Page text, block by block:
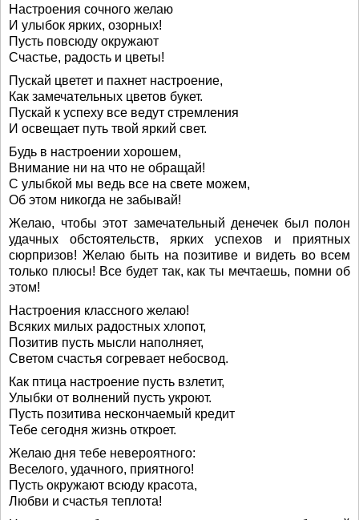
Настроения сочного желаю
И улыбок ярких, озорных!
Пусть повсюду окружают
Счастье, радость и цветы!
Пускай цветет и пахнет настроение,
Как замечательных цветов букет.
Пускай к успеху все ведут стремления
И освещает путь твой яркий свет.
Будь в настроении хорошем,
Внимание ни на что не обращай!
С улыбкой мы ведь все на свете можем,
Об этом никогда не забывай!
Желаю, чтобы этот замечательный денечек был полон
удачных обстоятельств, ярких успехов и приятных
сюрпризов! Желаю быть на позитиве и видеть во всем
только плюсы! Все будет так, как ты мечтаешь, помни об
этом!
Настроения классного желаю!
Всяких милых радостных хлопот,
Позитив пусть мысли наполняет,
Светом счастья согревает небосвод.
Как птица настроение пусть взлетит,
Улыбки от волнений пусть укроют.
Пусть позитива нескончаемый кредит
Тебе сегодня жизнь откроет.
Желаю дня тебе невероятного:
Веселого, удачного, приятного!
Пусть окружают всюду красота,
Любви и счастья теплота!